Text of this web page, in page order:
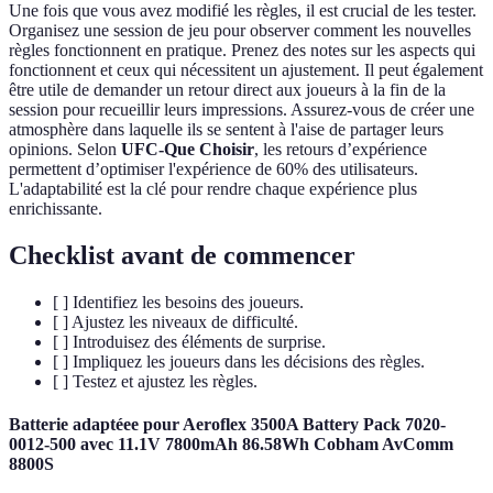
Une fois que vous avez modifié les règles, il est crucial de les tester.
Organisez une session de jeu pour observer comment les nouvelles
règles fonctionnent en pratique. Prenez des notes sur les aspects qui
fonctionnent et ceux qui nécessitent un ajustement. Il peut également
être utile de demander un retour direct aux joueurs à la fin de la
session pour recueillir leurs impressions. Assurez-vous de créer une
atmosphère dans laquelle ils se sentent à l'aise de partager leurs
opinions. Selon UFC-Que Choisir, les retours d’expérience
permettent d’optimiser l'expérience de 60% des utilisateurs.
L'adaptabilité est la clé pour rendre chaque expérience plus
enrichissante.
Checklist avant de commencer
[ ] Identifiez les besoins des joueurs.
[ ] Ajustez les niveaux de difficulté.
[ ] Introduisez des éléments de surprise.
[ ] Impliquez les joueurs dans les décisions des règles.
[ ] Testez et ajustez les règles.
Batterie adaptéee pour Aeroflex 3500A Battery Pack 7020-
0012-500 avec 11.1V 7800mAh 86.58Wh Cobham AvComm
8800S